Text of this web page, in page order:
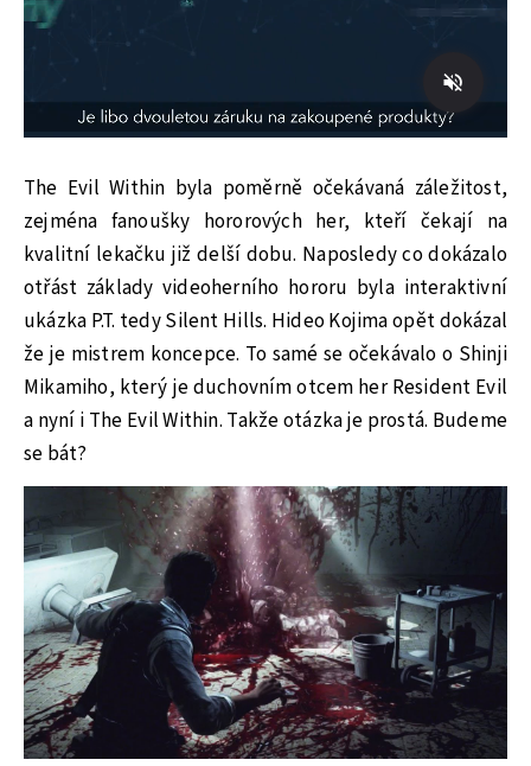
The Evil Within byla poměrně očekávaná záležitost,
zejména fanoušky hororových her, kteří čekají na
kvalitní lekačku již delší dobu. Naposledy co dokázalo
otřást základy videoherního hororu byla interaktivní
ukázka P.T. tedy Silent Hills. Hideo Kojima opět dokázal
že je mistrem koncepce. To samé se očekávalo o Shinji
Mikamiho, který je duchovním otcem her Resident Evil
a nyní i The Evil Within. Takže otázka je prostá. Budeme
se bát?